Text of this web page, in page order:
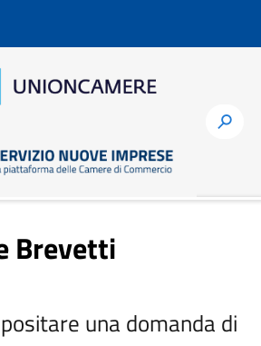
principale
h
Brevetti
una domanda di